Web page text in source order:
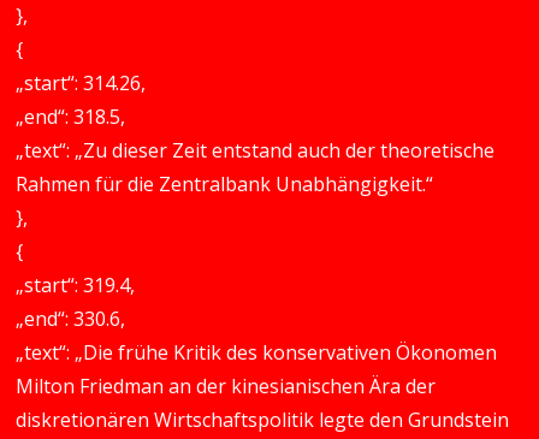
},
{
„start“: 314.26,
„end“: 318.5,
„text“: „Zu dieser Zeit entstand auch der theoretische
Rahmen für die Zentralbank Unabhängigkeit.“
},
{
„start“: 319.4,
„end“: 330.6,
„text“: „Die frühe Kritik des konservativen Ökonomen
Milton Friedman an der kinesianischen Ära der
diskretionären Wirtschaftspolitik legte den Grundstein